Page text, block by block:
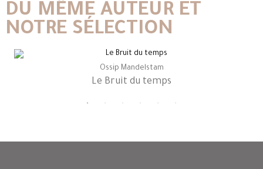
DU MÊME AUTEUR ET
NOTRE SÉLECTION
Ossip Mandelstam
Le Bruit du temps